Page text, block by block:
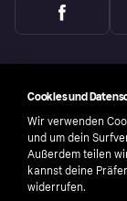
Cookies und
Wir verwenden
und um dein
Außerdem teilen
kannst deine
widerrufen.